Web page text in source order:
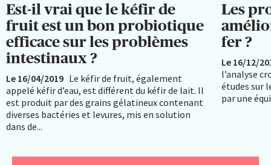
Est-il vrai que le kéfir de
fruit est un bon probiotique
efficace sur les problèmes
intestinaux ?
Le 16/04/2019 Le kéfir de fruit, également
appelé kéfir d’eau, est différent du kéfir de lait. Il
est produit par des grains gélatineux contenant
diverses bactéries et levures, mis en solution
dans de...
Les
fer ?
Le 16/12/
l’analyse
études sur
par une